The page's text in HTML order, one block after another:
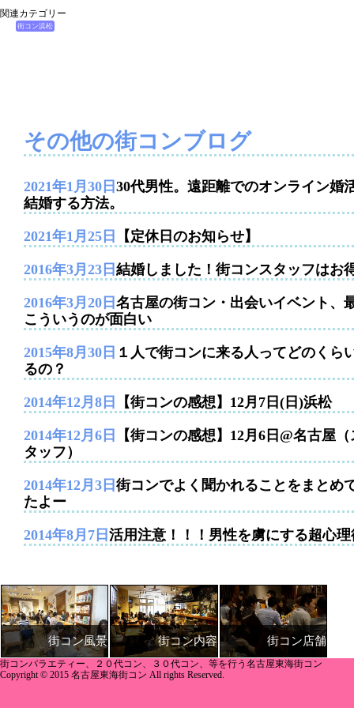
関連カテゴリー
街コン浜松
その他の街コンブログ
2021年1月30日 30代男性。遠距離でのオンライン婚
結婚する方法。
2021年1月25日 【定休日のお知らせ】
2016年3月23日 結婚しました！街コンスタッフはお
2016年3月20日 名古屋の街コン・出会いイベント、
こういうのが面白い
2015年8月30日 １人で街コンに来る人ってどのくら
るの？
2014年12月8日 【街コンの感想】12月7日(日)浜松
2014年12月6日
【街コンの感想】12月6日@名古屋（
タッフ）
2014年12月3日 街コンでよく聞かれることをまとめ
たよー
2014年8月7日 活用注意！！！男性を虜にする超心理
街コン風景 街コン内容 街コン店舗
街コンバラエティー、２０代コン、３０代コン、等を行う名古屋東海街コン
Copyright © 2015 名古屋東海街コン All rights Reserved.